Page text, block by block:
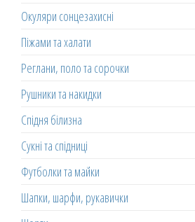
Окуляри сонцезахисні
Піжами та халати
Реглани, поло та сорочки
Рушники та накидки
Спідня білизна
Сукні та спідниці
Футболки та майки
Шапки, шарфи, рукавички